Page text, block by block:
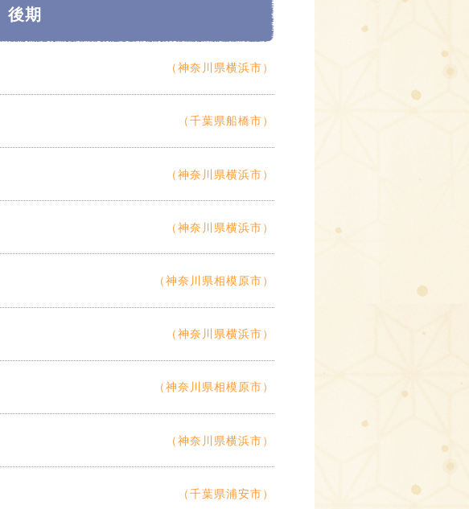
後期
（神奈川県横浜市）
（千葉県船橋市）
（神奈川県横浜市）
（神奈川県横浜市）
（神奈川県相模原市）
（神奈川県横浜市）
（神奈川県相模原市）
（神奈川県横浜市）
（千葉県浦安市）